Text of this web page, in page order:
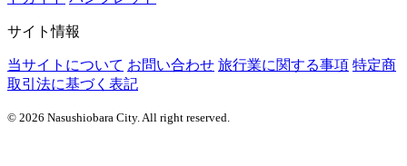
サイト情報
当サイトについて お問い合わせ 旅行業に関する事項 特定商
取引法に基づく表記
© 2026 Nasushiobara City. All right reserved.